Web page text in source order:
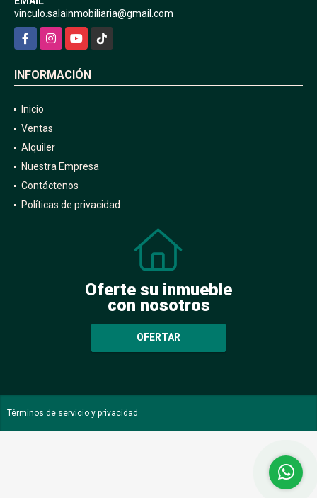
vinculo.salainmobiliaria@gmail.com
FacebookInstagramYouTubeTikTok
INFORMACIÓN
Inicio
Ventas
Alquiler
Nuestra Empresa
Contáctenos
Políticas de privacidad
Oferte su inmueble
con nosotros
OFERTAR
Términos de servicio y privacidad